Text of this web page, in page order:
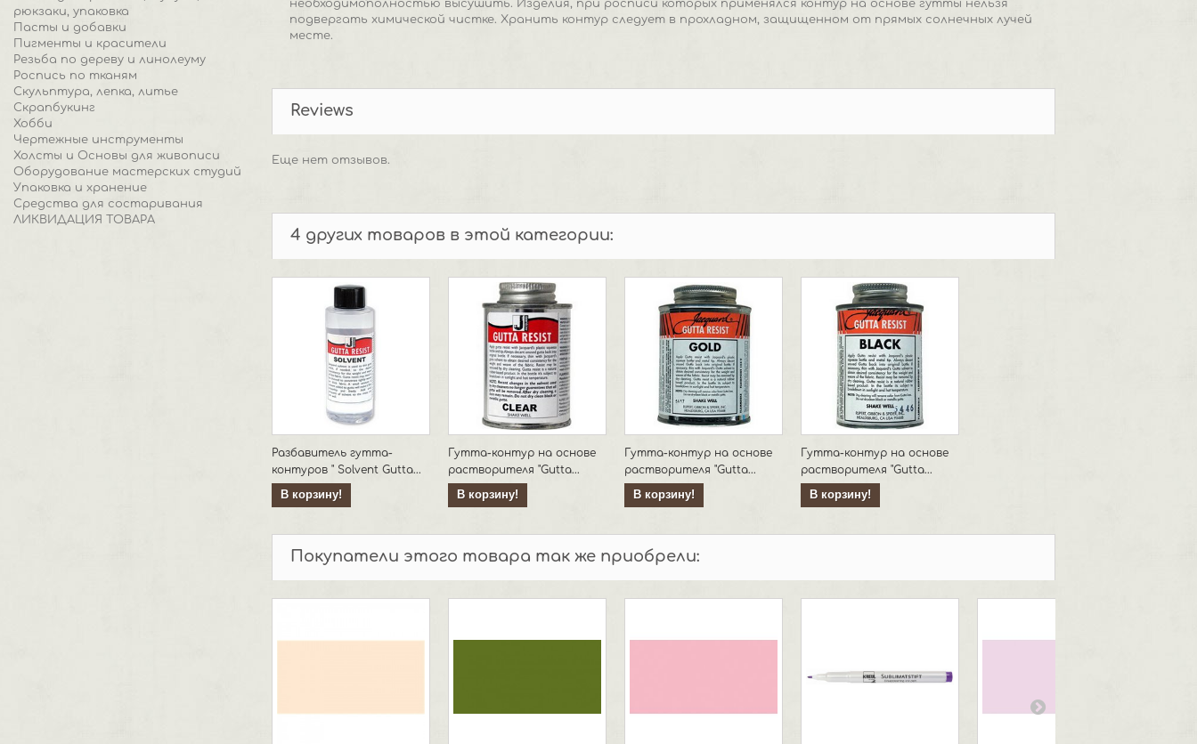
рюкзаки, упаковка
Пасты и добавки
Пигменты и красители
Резьба по дереву и линолеуму
Роспись по тканям
Скульптура, лепка, литье
Скрапбукинг
Хобби
Чертежные инструменты
Холсты и Основы для живописи
Оборудование мастерских студий
Упаковка и хранение
Средства для состаривания
ЛИКВИДАЦИЯ ТОВАРА
необходимо'полностью высушить. Изделия, при росписи которых применялся контур на основе гутты нельзя
подвергать химической чистке. Хранить контур следует в прохладном, защищенном от прямых солнечных лучей
месте.
Reviews
Еще нет отзывов.
4 других товаров в этой категории:
Разбавитель гутта-
контуров " Solvent Gutta...
В корзину!
Гутта-контур на основе
растворителя "Gutta...
В корзину!
Гутта-контур на основе
растворителя "Gutta...
В корзину!
Гутта-контур на основе
растворителя "Gutta...
В корзину!
Покупатели этого товара так же приобрели: